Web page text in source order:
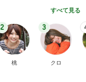
すべて見る
2
桃
3
クロ